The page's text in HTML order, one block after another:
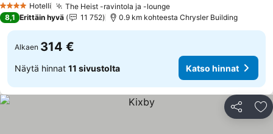
4 Tähtiluokitus
Hotelli The Heist -ravintola ja -loungeKatso hinnat
Katso hinnat
8,1 Erittäin hyvä 11 752 0.9 km kohteesta Chrysler Building
Alkaen 314 €
Näytä hinnat 11 sivustolta Katso hinnat
Jaa